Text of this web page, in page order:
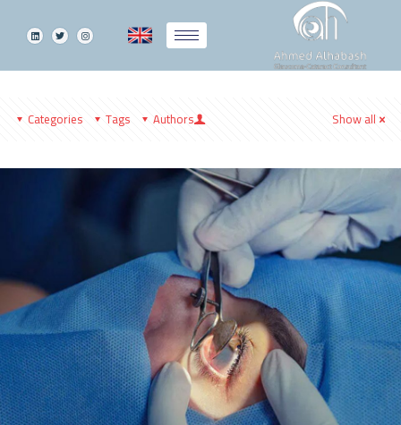
Categories Tags Authors Show all